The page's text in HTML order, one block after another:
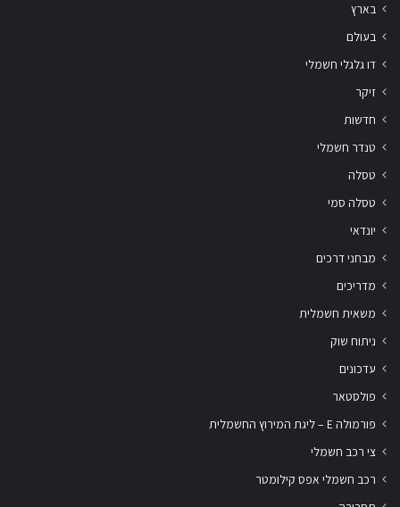
בארץ
בעולם
דו גלגלי חשמלי
זיקר
חדשות
טנדר חשמלי
טסלה
טסלה סמי
יונדאי
מבחני דרכים
מדריכים
משאית חשמלית
ניתוח שוק
עדכונים
פולסטאר
פורמולה E – ליגת המירוץ החשמלית
צי רכב חשמלי
רכב חשמלי אפס קילומטר